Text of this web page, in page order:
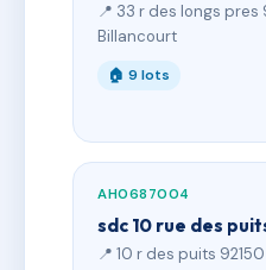
📍 33 r des longs
Billancourt
🏠 9 lots
AH0687004
sdc 10 rue des
📍 10 r des puits